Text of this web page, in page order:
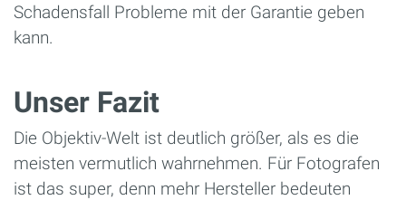
Schadensfall Probleme mit der Garantie geben
kann.
Unser Fazit
Die Objektiv-Welt ist deutlich größer, als es die
meisten vermutlich wahrnehmen. Für Fotografen
ist das super, denn mehr Hersteller bedeuten